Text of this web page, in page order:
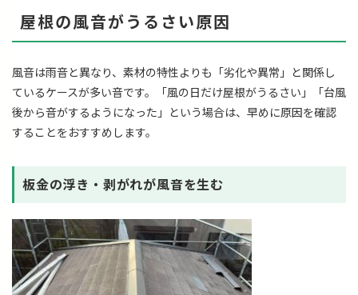
屋根の風音がうるさい原因
風音は雨音と異なり、素材の特性よりも「劣化や異常」と関係し
ているケースが多い音です。「風の日だけ屋根がうるさい」「台風
後から音がするようになった」という場合は、早めに原因を確認
することをおすすめします。
板金の浮き・剥がれが風音を生む